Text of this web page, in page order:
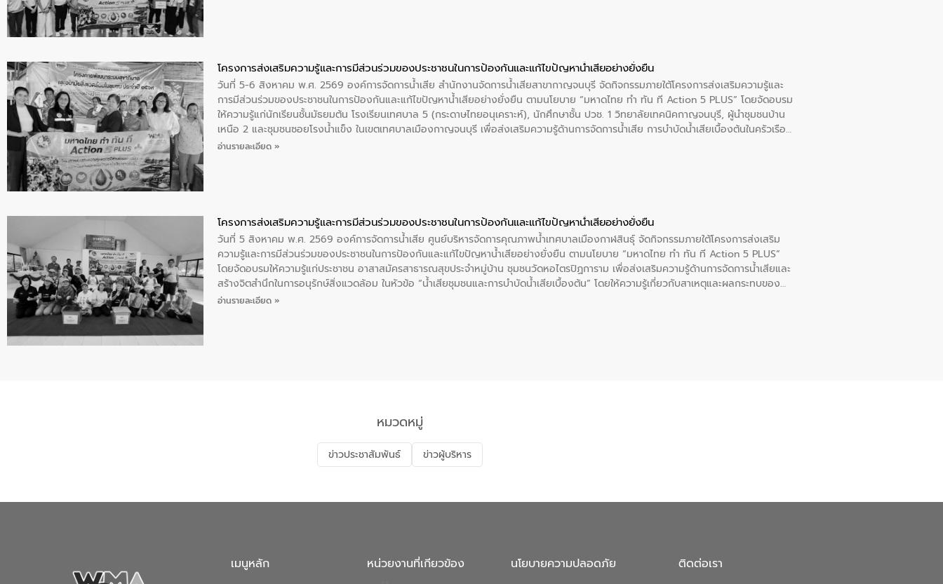
โครงการส่งเสริมความรู้และการมีส่วนร่วมของประชาชนในการป้องกันและแก้ไขปัญหาน้ำเสียอย่างยั่งยืน
วันที่ 5-6 สิงหาคม พ.ศ. 2569 องค์การจัดการน้ำเสีย สำนักงานจัดการน้ำเสียสาขากาญจนบุรี จัดกิจกรรมภายใต้โครงการส่งเสริมความรู้และ
การมีส่วนร่วมของประชาชนในการป้องกันและแก้ไขปัญหาน้ำเสียอย่างยั่งยืน ตามนโยบาย “มหาดไทย ทำ ทัน ที Action 5 PLUS” โดยจัดอบรม
ให้ความรู้แก่นักเรียนชั้นมัธยมต้น โรงเรียนเทศบาล 5 (กระดาษไทยอนุเคราะห์), นักศึกษาชั้น ปวช. 1 วิทยาลัยเทคนิคกาญจนบุรี, ผู้นำชุมชนบ้าน
เหนือ 2 และชุมชนซอยโรงน้ำแข็ง ในเขตเทศบาลเมืองกาญจนบุรี เพื่อส่งเสริมความรู้ด้านการจัดการน้ำเสีย การบำบัดน้ำเสียเบื้องต้นในครัวเรือน
และสร้างจิตสำนึกในการอนุรักษ์สิ่งแวดล้อม
อ่านรายละเอียด »
โครงการส่งเสริมความรู้และการมีส่วนร่วมของประชาชนในการป้องกันและแก้ไขปัญหาน้ำเสียอย่างยั่งยืน
วันที่ 5 สิงหาคม พ.ศ. 2569 องค์การจัดการน้ำเสีย ศูนย์บริหารจัดการคุณภาพน้ำเทศบาลเมืองกาฬสินธุ์ จัดกิจกรรมภายใต้โครงการส่งเสริม
ความรู้และการมีส่วนร่วมของประชาชนในการป้องกันและแก้ไขปัญหาน้ำเสียอย่างยั่งยืน ตามนโยบาย “มหาดไทย ทำ ทัน ที Action 5 PLUS”
โดยจัดอบรมให้ความรู้แก่ประชาชน อาสาสมัครสาธารณสุขประจำหมู่บ้าน​ ชุมชนวัดหอไตรปิฏการาม เพื่อส่งเสริมความรู้ด้านการจัดการน้ำเสียและ
สร้างจิตสำนึกในการอนุรักษ์สิ่งแวดล้อม ในหัวข้อ “น้ำเสียชุมชนและการบำบัดน้ำเสียเบื้องต้น” โดยให้ความรู้เกี่ยวกับสาเหตุและผลกระทบของน้ำ
เสีย แนวทางการลดการเกิดน้ำเสียจากแหล่งกำเนิด การบำบัดน้ำเสียเบื้องต้นในครัวเรือน ณ ชุมชนวัดหอไตรปิฏการาม อำเภอเมืองกาฬสินธุ์
อ่านรายละเอียด »
หมวดหมู่
ข่าวประชาสัมพันธ์ ข่าวผู้บริหาร
เมนูหลัก หน่วยงานที่เกียวข้อง นโยบายความปลอดภัย ติดต่อเรา